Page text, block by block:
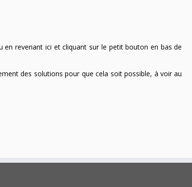
revenant ici et cliquant sur le petit bouton en bas de
des solutions pour que cela soit possible, à voir au